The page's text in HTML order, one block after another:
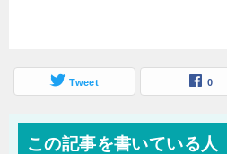
Tweet 0
この記事を書いている人